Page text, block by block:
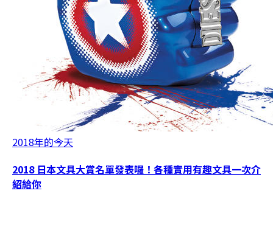
2018年的今天
2018 日本文具大賞名單發表囉！各種實用有趣文具一次介
紹給你